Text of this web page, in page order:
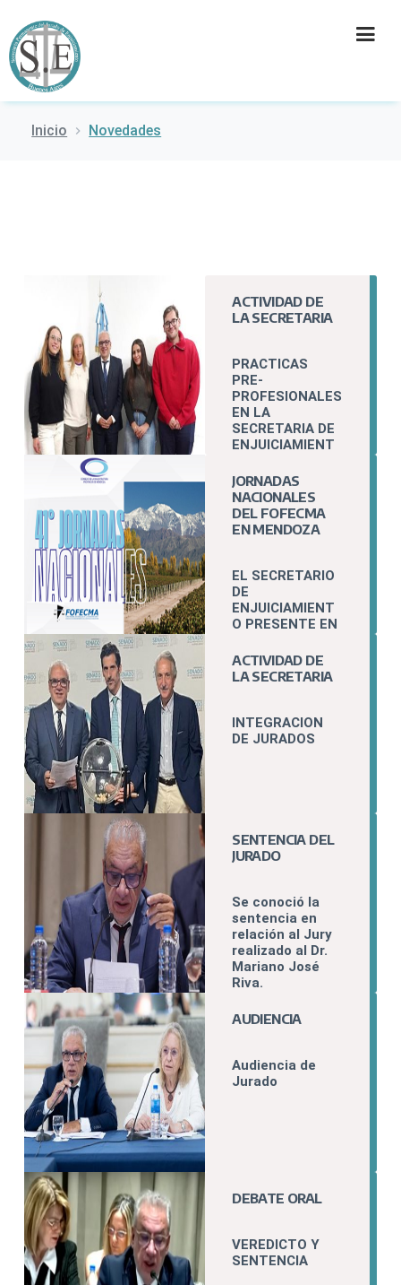
INSTITUCIÓN
CONTACTO
Inicio Novedades
ACTIVIDAD DE
LA SECRETARIA
PRACTICAS
PRE-
PROFESIONALES
EN LA
SECRETARIA DE
ENJUICIAMIENT
JORNADAS
NACIONALES
DEL FOFECMA
EN MENDOZA
EL SECRETARIO
DE
ENJUICIAMIENT
O PRESENTE EN
NACIONALES E
INTERNACIONAL
ACTIVIDAD DE
LA SECRETARIA
INTEGRACION
DE JURADOS
SENTENCIA DEL
JURADO
Se conoció la
sentencia en
relación al Jury
realizado al Dr.
Mariano José
Riva.
AUDIENCIA
Audiencia de
Jurado
DEBATE ORAL
VEREDICTO Y
SENTENCIA